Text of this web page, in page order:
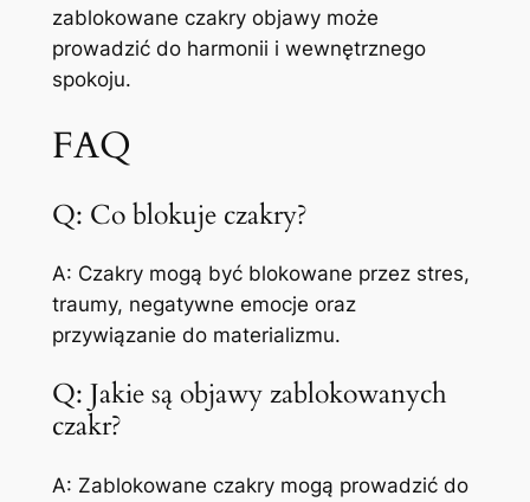
zablokowane czakry objawy może
prowadzić do harmonii i wewnętrznego
spokoju.
FAQ
Q: Co blokuje czakry?
A: Czakry mogą być blokowane przez stres,
traumy, negatywne emocje oraz
przywiązanie do materializmu.
Q: Jakie są objawy zablokowanych
czakr?
A: Zablokowane czakry mogą prowadzić do